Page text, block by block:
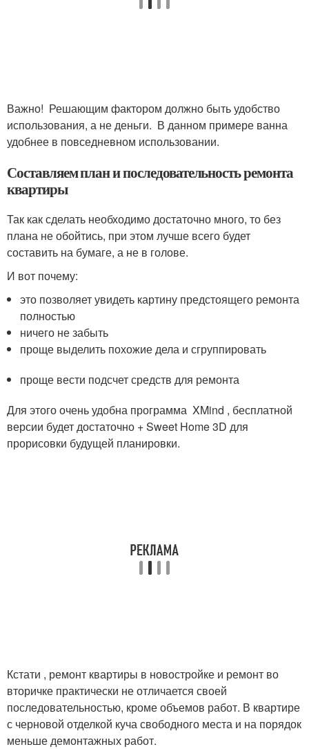
Важно! Решающим фактором должно быть удобство
использования, а не деньги. В данном примере ванна
удобнее в повседневном использовании.
Составляем план и последовательность ремонта
квартиры
Так как сделать необходимо достаточно много, то без
плана не обойтись, при этом лучше всего будет
составить на бумаге, а не в голове.
И вот почему:
это позволяет увидеть картину предстоящего ремонта
полностью
ничего не забыть
проще выделить похожие дела и сгруппировать
проще вести подсчет средств для ремонта
Для этого очень удобна программа XMind , бесплатной
версии будет достаточно + Sweet Home 3D для
прорисовки будущей планировки.
Кстати , ремонт квартиры в новостройке и ремонт во
вторичке практически не отличается своей
последовательностью, кроме объемов работ. В квартире
с черновой отделкой куча свободного места и на порядок
меньше демонтажных работ.